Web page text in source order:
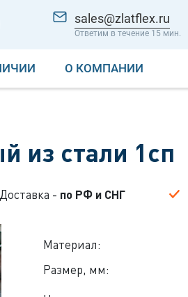
sales@zlatflex.ru
Ответим в течение 15 мин.
О КОМПАНИИ
из стали 1сп
Доставка - по РФ и СНГ
Материал:
Размер, мм: